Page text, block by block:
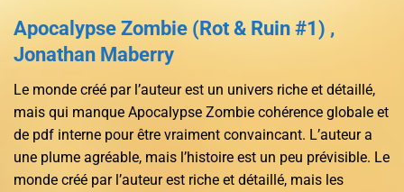
Apocalypse Zombie (Rot & Ruin #1) ,
Jonathan Maberry
Le monde créé par l’auteur est un univers riche et détaillé,
mais qui manque Apocalypse Zombie cohérence globale et
de pdf interne pour être vraiment convaincant. L’auteur a
une plume agréable, mais l’histoire est un peu prévisible. Le
monde créé par l’auteur est riche et détaillé, mais les